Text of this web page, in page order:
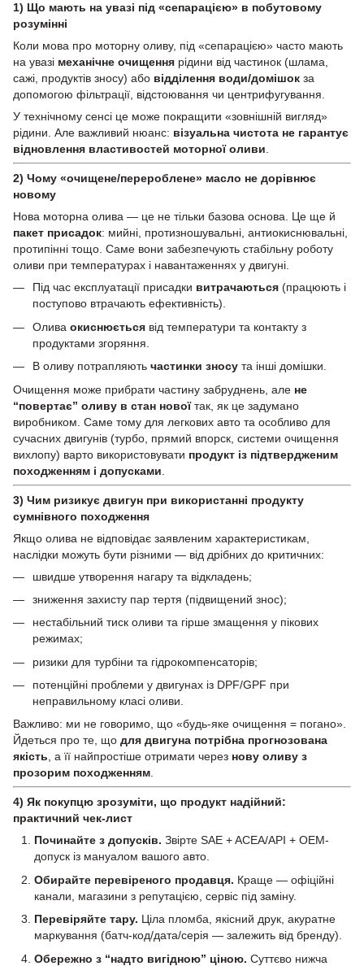
1) Що мають на увазі під «сепарацією» в побутовому
розумінні
Коли мова про моторну оливу, під «сепарацією» часто мають
на увазі механічне очищення рідини від частинок (шлама,
сажі, продуктів зносу) або відділення води/домішок за
допомогою фільтрації, відстоювання чи центрифугування.
У технічному сенсі це може покращити «зовнішній вигляд»
рідини. Але важливий нюанс: візуальна чистота не гарантує
відновлення властивостей моторної оливи.
2) Чому «очищене/перероблене» масло не дорівнює
новому
Нова моторна олива — це не тільки базова основа. Це ще й
пакет присадок: мийні, протизношувальні, антиокиснювальні,
протипінні тощо. Саме вони забезпечують стабільну роботу
оливи при температурах і навантаженнях у двигуні.
Під час експлуатації присадки витрачаються (працюють і
поступово втрачають ефективність).
Олива окиснюється від температури та контакту з
продуктами згоряння.
В оливу потрапляють частинки зносу та інші домішки.
Очищення може прибрати частину забруднень, але не
“повертає” оливу в стан новоїтак, як це задумано
виробником. Саме тому для легкових авто та особливо для
сучасних двигунів (турбо, прямий впорск, системи очищення
вихлопу) варто використовувати продукт із підтвердженим
походженням і допусками
3) Чим ризикує двигун при використанні продукту
сумнівного походження
Якщо олива не відповідає заявленим характеристикам,
наслідки можуть бути різними — від дрібних до критичних:
швидше утворення нагару та відкладень;
зниження захисту пар тертя (підвищений знос);
нестабільний тиск оливи та гірше змащення у пікових
режимах;
ризики для турбіни та гідрокомпенсаторів;
потенційні проблеми у двигунах із DPF/GPF при
неправильному класі оливи.
Важливо: ми не говоримо, що «будь-яке очищення = погано».
Йдеться про те, що для двигуна потрібна прогнозована
якість, а її найпростіше отримати через нову оливу з
прозорим походженням.
4) Як покупцю зрозуміти, що продукт надійний:
практичний чек-лист
Починайте з допусків. Звірте SAE + ACEA/API + OEM-
допуск із мануалом вашого авто.
Обирайте перевіреного продавця. Краще — офіційні
канали, магазини з репутацією, сервіс під заміну.
Перевіряйте тару. Ціла пломба, якісний друк, акуратне
маркування (батч-код/дата/серія — залежить від бренду).
Обережно з “надто вигідною” ціною. Суттєво нижча